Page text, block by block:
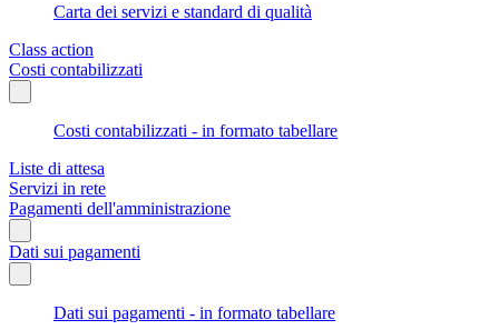
Carta dei servizi e standard di qualità
Class action
Costi contabilizzati
Costi contabilizzati - in formato tabellare
Liste di attesa
Servizi in rete
Pagamenti dell'amministrazione
Dati sui pagamenti
Dati sui pagamenti - in formato tabellare